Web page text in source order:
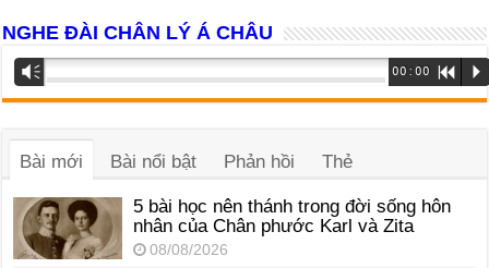
NGHE ĐÀI CHÂN LÝ Á CHÂU
Trình
phát
Vm 00:00 R P
Bài mới Bài nổi bật Phản hồi Thẻ
5 bài học nên thánh trong đời sống hôn
nhân của Chân phước Karl và Zita
08/08/2026